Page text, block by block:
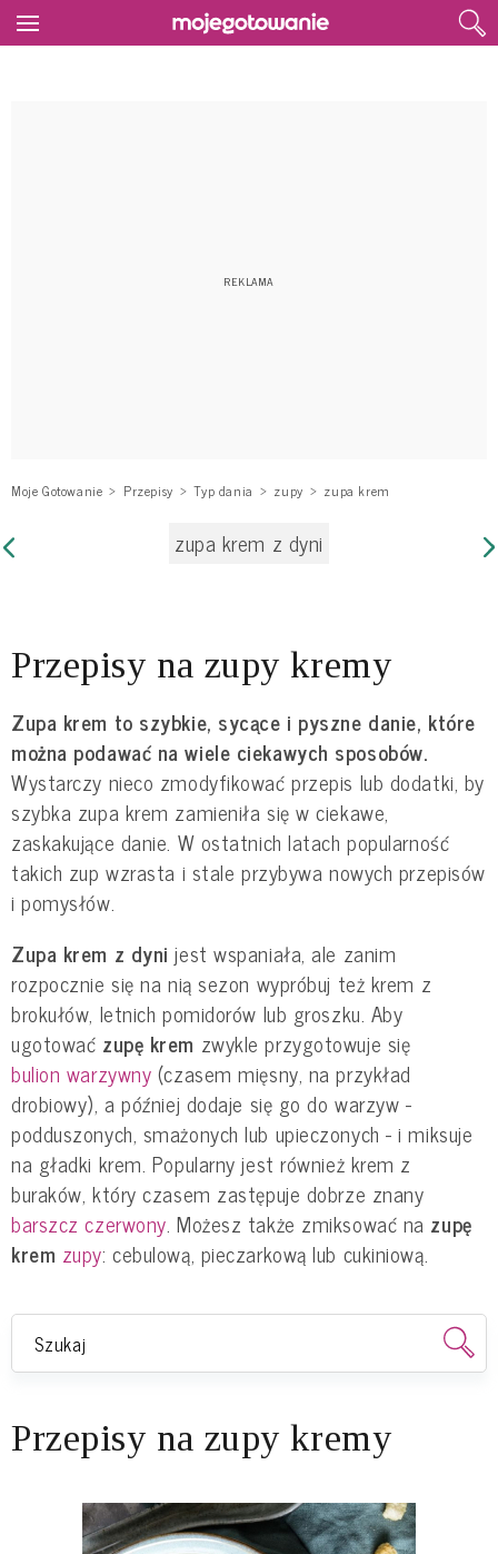
Moje Gotowanie Przepisy Typ dania zupy zupa krem
zupa krem z dyni
Przepisy na zupy kremy
Zupa krem to szybkie, sycące i pyszne danie, które
można podawać na wiele ciekawych sposobów.
Wystarczy nieco zmodyfikować przepis lub dodatki, by
szybka zupa krem zamieniła się w ciekawe,
zaskakujące danie. W ostatnich latach popularność
takich zup wzrasta i stale przybywa nowych przepisów
i pomysłów.
Zupa krem z dyni jest wspaniała, ale zanim
rozpocznie się na nią sezon wypróbuj też krem z
brokułów, letnich pomidorów lub groszku. Aby
ugotować zupę krem zwykle przygotowuje się
bulion warzywny (czasem mięsny, na przykład
drobiowy), a później dodaje się go do warzyw -
podduszonych, smażonych lub upieczonych - i miksuje
na gładki krem. Popularny jest również krem z
buraków, który czasem zastępuje dobrze znany
barszcz czerwony. Możesz także zmiksować na zupę
krem zupy: cebulową, pieczarkową lub cukiniową.
Przepisy na zupy kremy